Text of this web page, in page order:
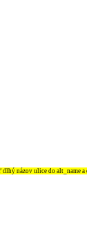
dlhý názov ulice do alt_namea